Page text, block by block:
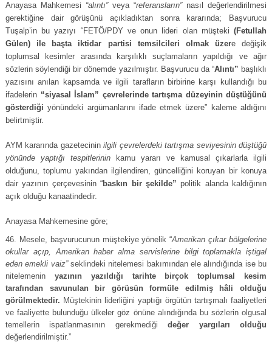
Anayasa Mahkemesi “alıntı”veya “referansların”nasıl değerlendirilmesi
gerektiğine dair görüşünü açıkladıktan sonra kararında; Başvurucu
Tuşalp’in bu yazıyı “FETÖ/PDY ve onun lideri olan müşteki(Fetullah
Gülen) ile başta iktidar partisi temsilcileri olmak üzere değişik
toplumsal kesimler arasında karşılıklı suçlamaların yapıldığı ve ağır
sözlerin söylendiği bir dönemde yazılmıştır. Başvurucu da “Alıntı” başlıklı
yazısını anılan kapsamda ve ilgili tarafların birbirine karşı kullandığı bu
ifadelerin “siyasal İslam” çevrelerinde tartışma düzeyinin düştüğünü
gösterdiğiyönündeki argümanlarını ifade etmek üzere” kaleme aldığını
belirtmiştir.
AYM kararında gazetecininilgili çevrelerdeki tartışma seviyesinin düştüğü
yönünde yaptığı tespitlerinin kamu yararı ve kamusal çıkarlarla ilgili
olduğunu, toplumu yakından ilgilendiren, güncelliğini koruyan bir konuya
dair yazının çerçevesinin “baskın bir şekilde”politik alanda kaldığının
açık olduğu kanaatindedir.
Anayasa Mahkemesine göre;
Mesele, başvurucunun müştekiye yönelik “Amerikan çıkar bölgelerine
okullar açıp, Amerikan haber alma servislerine bilgi toplamakla iştigal
eden emekli vaiz”seklindeki nitelemesi bakımından ele alındığında ise bu
nitelemenin yazının yazıldığı tarihte birçok toplumsal kesim
tarafından savunulan bir görüsün formüle edilmiş hâli olduğu
görülmektedir. Müştekinin liderliğini yaptığı örgütün tartışmalı faaliyetleri
ve faaliyette bulunduğu ülkeler göz önüne alındığında bu sözlerin olgusal
temellerin ispatlanmasının gerekmediğideğer yargıları olduğu
değerlendirilmiştir.”